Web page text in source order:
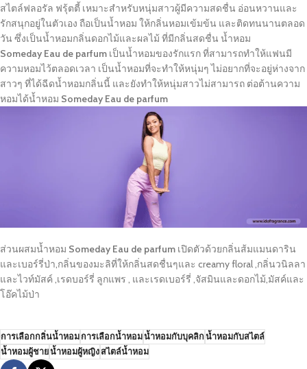
สไตล์ฟลอรัล ฟรุ้ตตี้ เหมาะสำหรับหนุ่มสาวผู้มีความสดชื่น อ่อนหวานและ
รักสนุกอยู่ในตัวเอง ถือเป็นน้ำหอม ให้กลิ่นหอมเข้มข้น และติดทนนานตลอด
วัน ซึ่งเป็นน้ำหอมกลิ่นดอกไม้และผลไม้ ที่มีกลิ่นสดชื่น น้ำหอม
Someday Eau de parfum เป็นน้ำหอมของรักแรก ที่สามารถทำให้แฟนมี
ความหอมไว้ตลอดเวลา เป็นน้ำหอมที่จะทำให้หนุ่มๆ ไม่อยากที่จะอยู่ห่างจาก
สาวๆ ที่ได้ฉีดน้ำหอมกลิ่นนี้ และยังทำให้หนุ่มสาวไม่สามารถ ต่อต้านความ
หอมได้น้ำหอม Someday Eau de parfum
ส่วนผสมน้ำหอม Someday Eau de parfum เปิดตัวด้วยกลิ่นส้มแมนดาริน
และเบอร์รี่ป่า,กลิ่นของมะลิที่ให้กลิ่นสดชื่นๆและ creamy floral ,กลิ่นวนิลลา
และไวท์มัสค์ ,เรดบอร์รี่ ลูกแพร , และเรดเบอร์รี่ ,จัสมินและดอกไม้,มัสค์และ
โอ๊คไม้ป่า
การเลือกกลิ่นน้ำหอมการเลือกน้ำหอมน้ำหอมกับบุคลิกน้ำหอมกับสไตล์
น้ำหอมผู้ชายน้ำหอมผู้หญิงสไตล์น้ำหอม